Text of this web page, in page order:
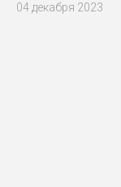
04 декабря 2023